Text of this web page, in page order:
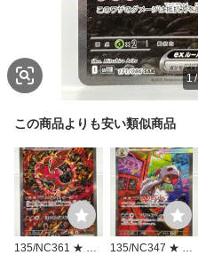
1/
この商品よりも安い類似商品
135/NC361 ★ 中
135/NC347 ★ 中